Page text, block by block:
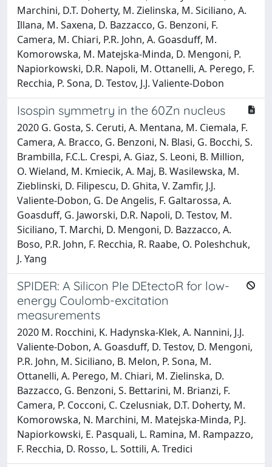
Marchini, D.T. Doherty, M. Zielinska, M. Siciliano, A.
Illana, M. Saxena, D. Bazzacco, G. Benzoni, F.
Camera, M. Chiari, P.R. John, A. Goasduff, M.
Komorowska, M. Matejska-Minda, D. Mengoni, P.
Napiorkowski, D.R. Napoli, M. Ottanelli, A. Perego, F.
Recchia, P. Sona, D. Testov, J.J. Valiente-Dobon
Isospin symmetry in the 60Zn nucleus
2020 G. Gosta, S. Ceruti, A. Mentana, M. Ciemala, F.
Camera, A. Bracco, G. Benzoni, N. Blasi, G. Bocchi, S.
Brambilla, F.C.L. Crespi, A. Giaz, S. Leoni, B. Million,
O. Wieland, M. Kmiecik, A. Maj, B. Wasilewska, M.
Zieblinski, D. Filipescu, D. Ghita, V. Zamfir, J.J.
Valiente-Dobon, G. De Angelis, F. Galtarossa, A.
Goasduff, G. Jaworski, D.R. Napoli, D. Testov, M.
Siciliano, T. Marchi, D. Mengoni, D. Bazzacco, A.
Boso, P.R. John, F. Recchia, R. Raabe, O. Poleshchuk,
J. Yang
SPIDER: A Silicon PIe DEtectoR for low-
energy Coulomb-excitation
measurements
2020 M. Rocchini, K. Hadynska-Klek, A. Nannini, J.J.
Valiente-Dobon, A. Goasduff, D. Testov, D. Mengoni,
P.R. John, M. Siciliano, B. Melon, P. Sona, M.
Ottanelli, A. Perego, M. Chiari, M. Zielinska, D.
Bazzacco, G. Benzoni, S. Bettarini, M. Brianzi, F.
Camera, P. Cocconi, C. Czelusniak, D.T. Doherty, M.
Komorowska, N. Marchini, M. Matejska-Minda, P.J.
Napiorkowski, E. Pasquali, L. Ramina, M. Rampazzo,
F. Recchia, D. Rosso, L. Sottili, A. Tredici